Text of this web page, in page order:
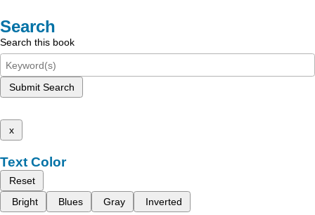
Search
Search this book
Submit Search
x
Text Color
Reset
Bright
Blues Gray Inverted